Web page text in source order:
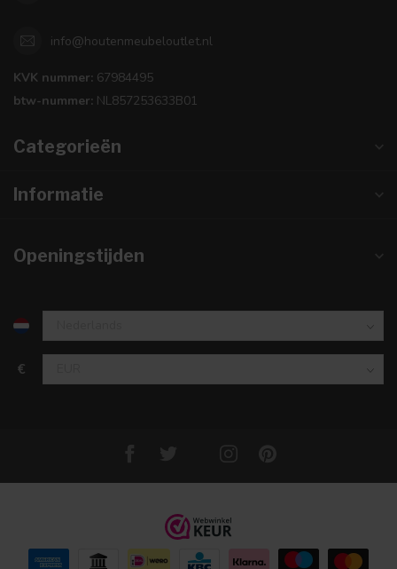
info@houtenmeubeloutlet.nl
KVK nummer: 67984495
btw-nummer: NL857253633B01
Categorieën
Informatie
Openingstijden
€